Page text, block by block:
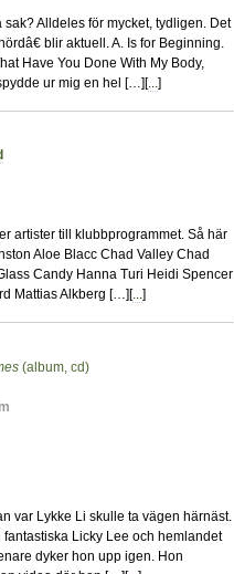
Alldeles för mycket, tydligen. Det
blir aktuell. A. Is for Beginning.
Have You Done With My Body,
ur mig en hel […][... ]
artister till klubbprogrammet. Så här
Aloe Blacc Chad Valley Chad
Candy Hanna Turi Heidi Spencer
Mattias Alkberg […][...]
(album, cd)
var Lykke Li skulle ta vägen härnäst.
Licky Lee och hemlandet
dyker hon upp igen. Hon